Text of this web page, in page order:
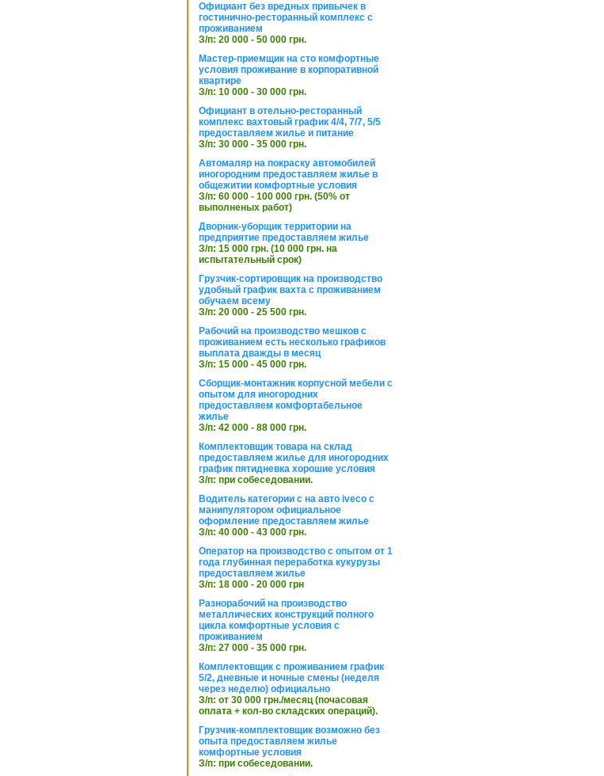
Официант без вредных привычек в
гостинично-ресторанный комплекс с
проживанием
З/п: 20 000 - 50 000 грн.
Мастер-приемщик на сто комфортные
условия проживание в корпоративной
квартире
З/п: 10 000 - 30 000 грн.
Официант в отельно-ресторанный
комплекс вахтовый график 4/4, 7/7, 5/5
предоставляем жилье и питание
З/п: 30 000 - 35 000 грн.
Автомаляр на покраску автомобилей
иногородним предоставляем жилье в
общежитии комфортные условия
З/п: 60 000 - 100 000 грн. (50% от
выполненых работ)
Дворник-уборщик территории на
предприятие предоставляем жилье
З/п: 15 000 грн. (10 000 грн. на
испытательный срок)
Грузчик-сортировщик на производство
удобный график вахта с проживанием
обучаем всему
З/п: 20 000 - 25 500 грн.
Рабочий на производство мешков с
проживанием есть несколько графиков
выплата дважды в месяц
З/п: 15 000 - 45 000 грн.
Сборщик-монтажник корпусной мебели с
опытом для иногородних
предоставляем комфортабельное
жилье
З/п: 42 000 - 88 000 грн.
Комплектовщик товара на склад
предоставляем жилье для иногородних
график пятидневка хорошие условия
З/п: при собеседовании.
Водитель категории с на авто iveco с
манипулятором официальное
оформление предоставляем жилье
З/п: 40 000 - 43 000 грн.
Оператор на производство с опытом от 1
года глубинная переработка кукурузы
предоставляем жилье
З/п: 18 000 - 20 000 грн
Разнорабочий на производство
металлических конструкций полного
цикла комфортные условия с
проживанием
З/п: 27 000 - 35 000 грн.
Комплектовщик с проживанием график
5/2, дневные и ночные смены (неделя
через неделю) официально
З/п: от 30 000 грн./месяц (почасовая
оплата + кол-во складских операций).
Грузчик-комплектовщик возможно без
опыта предоставляем жилье
комфортные условия
З/п: при собеседовании.